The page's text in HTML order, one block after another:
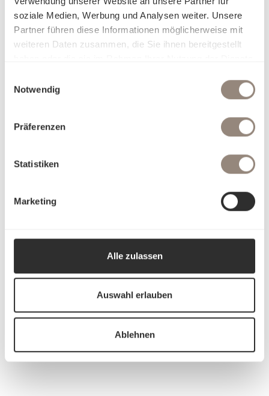
soziale Medien, Werbung und Analysen weiter. Unsere
Partner führen diese Informationen möglicherweise mit
weiteren Daten zusammen, die Sie ihnen bereitgestellt
Notwendig
Präferenzen
Statistiken
Marketing
Alle zulassen
Auswahl erlauben
Ablehnen